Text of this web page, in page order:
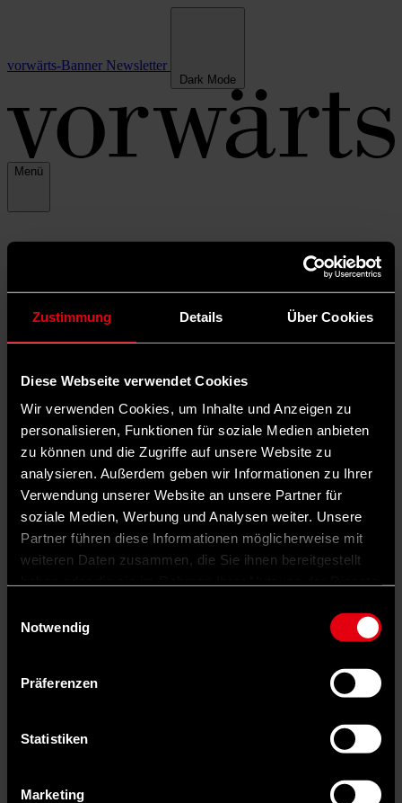
Zustimmung Details Über Cookies
Diese Webseite verwendet Cookies
Wir verwenden Cookies, um Inhalte und Anzeigen zu
personalisieren, Funktionen für soziale Medien anbieten
zu können und die Zugriffe auf unsere Website zu
analysieren. Außerdem geben wir Informationen zu Ihrer
Verwendung unserer Website an unsere Partner für
soziale Medien, Werbung und Analysen weiter. Unsere
Partner führen diese Informationen möglicherweise mit
weiteren Daten zusammen, die Sie ihnen bereitgestellt
Notwendig
Präferenzen
Statistiken
Marketing
vorwärts-Banner Newsletter
Dark Mode
Menü